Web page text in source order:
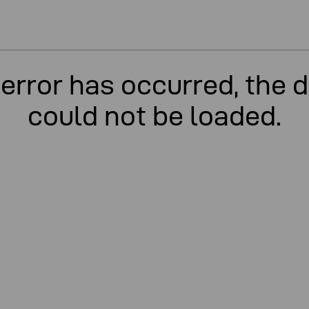
has occurred, the
could not be loaded.